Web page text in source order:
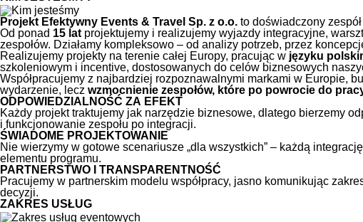
Projekt Efektywny Events & Travel Sp. z o.o. to doświadczony
Od ponad 15 lat projektujemy i realizujemy wyjazdy integracyjne,
zespołów. Działamy kompleksowo – od analizy potrzeb, przez
Realizujemy projekty na terenie całej Europy, pracując w języku
szkoleniowym i incentive, dostosowanych do celów biznesowych
Współpracujemy z najbardziej rozpoznawalnymi markami w Europie,
wydarzenie, lecz wzmocnienie zespołów, które po powrocie do
ODPOWIEDZIALNOŚĆ ZA EFEKT
Każdy projekt traktujemy jak narzędzie biznesowe, dlatego bierzemy
i funkcjonowanie zespołu po integracji.
ŚWIADOME PROJEKTOWANIE
Nie wierzymy w gotowe scenariusze „dla wszystkich” – każdą
elementu programu.
PARTNERSTWO I TRANSPARENTNOŚĆ
Pracujemy w partnerskim modelu współpracy, jasno komunikując
decyzji.
ZAKRES USŁUG